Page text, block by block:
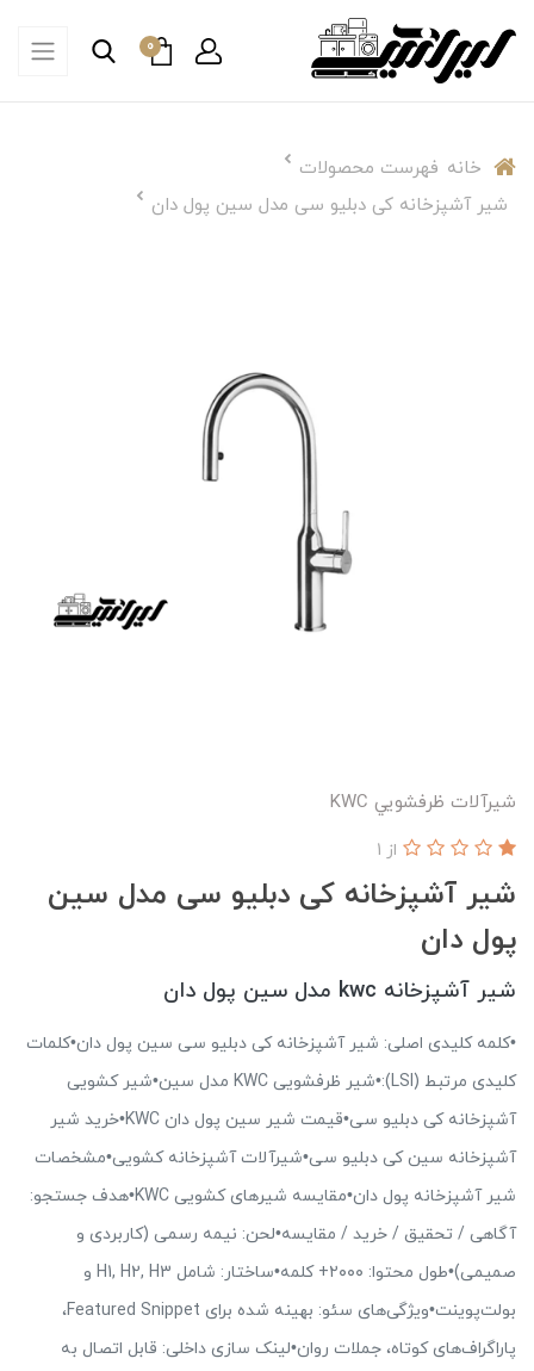
0
خانه فهرست محصولات
شیر آشپزخانه کی دبلیو سی مدل سین پول دان
شيرآلات ظرفشويي KWC
شیر آشپزخانه کی دبلیو سی مدل سین
پول دان
از 1
شیر آشپزخانه kwc مدل سین پول دان
•کلمه کلیدی اصلی: شیر آشپزخانه کی دبلیو سی سین پول دان•کلمات
کلیدی مرتبط (LSI):•شیر ظرفشویی KWC مدل سین•شیر کشویی
آشپزخانه کی دبلیو سی•قیمت شیر سین پول دان KWC•خرید شیر
آشپزخانه سین کی دبلیو سی•شیرآلات آشپزخانه کشویی•مشخصات
شیر آشپزخانه پول دان•مقایسه شیرهای کشویی KWC•هدف جستجو:
آگاهی / تحقیق / خرید / مقایسه•لحن: نیمه رسمی (کاربردی و
صمیمی)•طول محتوا: ۲۰۰۰+ کلمه•ساختار: شامل H1, H2, H3 و
بولت‌پوینت•ویژگی‌های سئو: بهینه شده برای Featured Snippet،
پاراگراف‌های کوتاه، جملات روان•لینک سازی داخلی: قابل اتصال به